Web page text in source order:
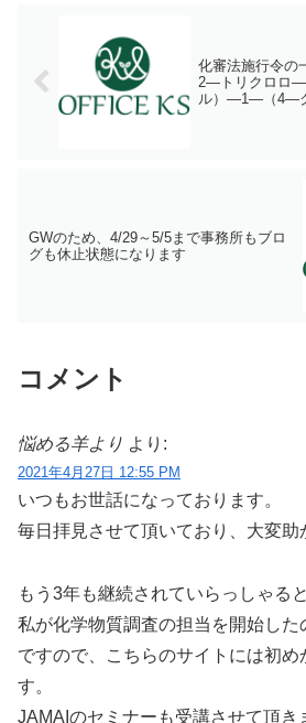
化審法施行令の
2―トリクロロ
ル）―1―（4―
GWのため、4/29～5/5まで事務所もブロ
グも休止状態になります
コメント
悩める羊より より:
2021年4月27日 12:55 PM
いつもお世話になっております。
毎日拝見させて頂いており、大変助
もう3年も継続されていらっしゃると
私が化学物質調査の担当を開始した
ですので、こちらのサイトには初め
す。
JAMAIのセミナーも受講させて頂き